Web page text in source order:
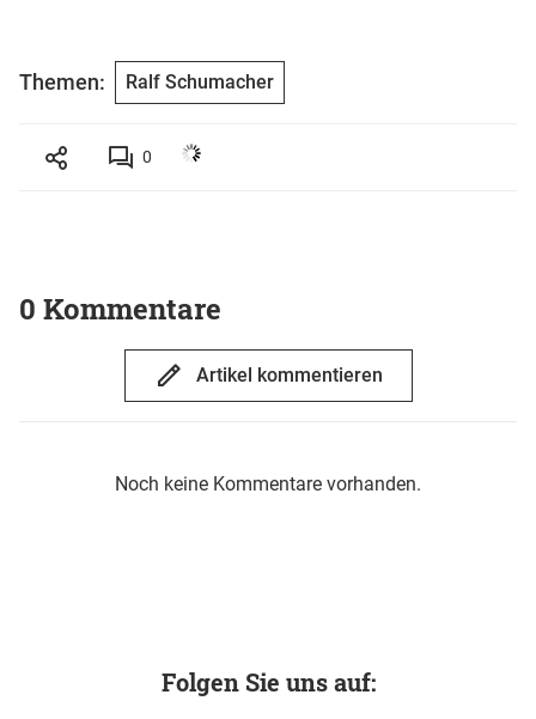
Themen: Ralf Schumacher
0
0 Kommentare
Artikel kommentieren
Noch keine Kommentare vorhanden.
Folgen Sie uns auf: